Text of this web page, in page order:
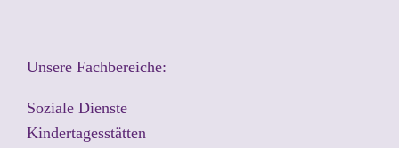
Unsere Fachbereiche:
Soziale Dienste
Kindertagesstätten